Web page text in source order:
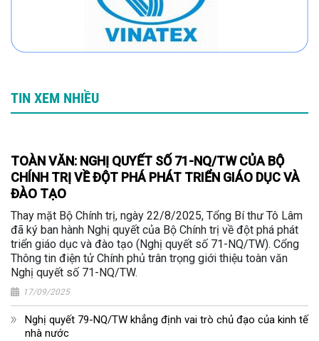
TIN XEM NHIỀU
TOÀN VĂN: NGHỊ QUYẾT SỐ 71-NQ/TW CỦA BỘ
CHÍNH TRỊ VỀ ĐỘT PHÁ PHÁT TRIỂN GIÁO DỤC VÀ
ĐÀO TẠO
Thay mặt Bộ Chính trị, ngày 22/8/2025, Tổng Bí thư Tô Lâm
đã ký ban hành Nghị quyết của Bộ Chính trị về đột phá phát
triển giáo dục và đào tạo (Nghị quyết số 71-NQ/TW). Cổng
Thông tin điện tử Chính phủ trân trọng giới thiệu toàn văn
Nghị quyết số 71-NQ/TW.
17/09/2025
Nghị quyết 79-NQ/TW khẳng định vai trò chủ đạo của kinh tế
nhà nước